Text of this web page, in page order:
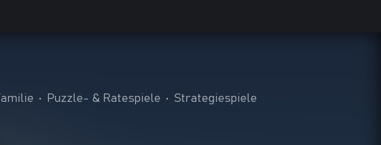
• Puzzle- & Ratespiele • Strategiespiele